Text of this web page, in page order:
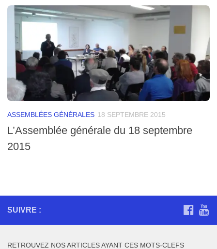
ASSEMBLÉES GÉNÉRALES 18 SEPTEMBRE 2015
L’Assemblée générale du 18 septembre
2015
SUIVRE :
RETROUVEZ NOS ARTICLES AYANT CES MOTS-CLEFS